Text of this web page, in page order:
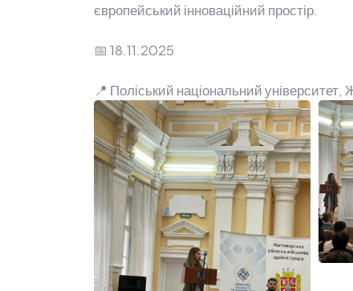
європейський інноваційний простір.
📅 18.11.2025
📍 Поліський національний